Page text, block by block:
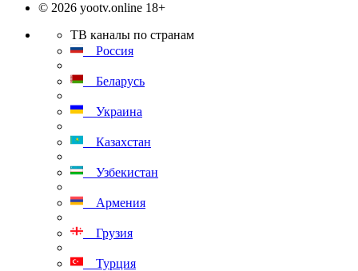
© 2026 yootv.online 18+
ТВ каналы по странам
Россия
Беларусь
Украина
Казахстан
Узбекистан
Армения
Грузия
Турция